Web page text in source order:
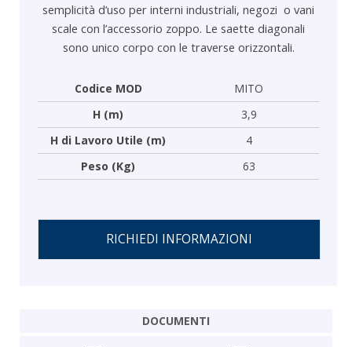
semplicità d’uso per interni industriali, negozi o vani
scale con l’accessorio zoppo. Le saette diagonali
sono unico corpo con le traverse orizzontali.
Codice MOD
MITO
H (m)
3,9
H di Lavoro Utile (m)
4
Peso (Kg)
63
RICHIEDI INFORMAZIONI
DOCUMENTI